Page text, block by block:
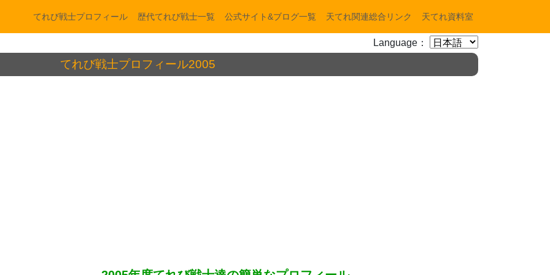
てれび戦士プロフィール 歴代てれび戦士一覧 公式サイト&ブログ一覧 天てれ関連総合リンク 天てれ資料室
Language：
てれび戦士プロフィール2005